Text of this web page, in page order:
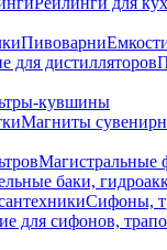
Пивоварни
для дистилляторов
кувшины
Магниты
Магистральные
баки,
Сифоны,
для сифонов,